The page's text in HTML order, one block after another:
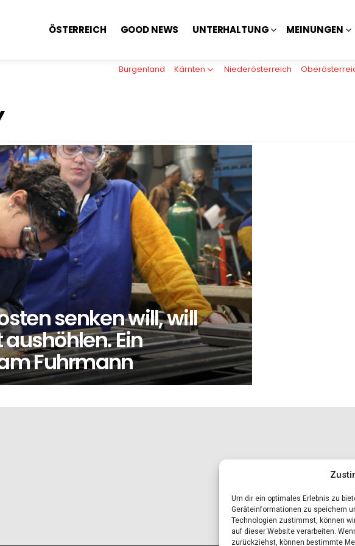
Um dir ein optimales Erlebnis zu
Geräteinformationen zu speichern
Technologien zustimmst, können
auf dieser Website verarbeiten.
zurückziehst, können bestimmte
ÖSTERREICH GOOD NEWS UNTERHALTUNG MEINUNGEN
Burgenland Kärnten Niederösterreich
senken will, will
Ein
Fuhrmann